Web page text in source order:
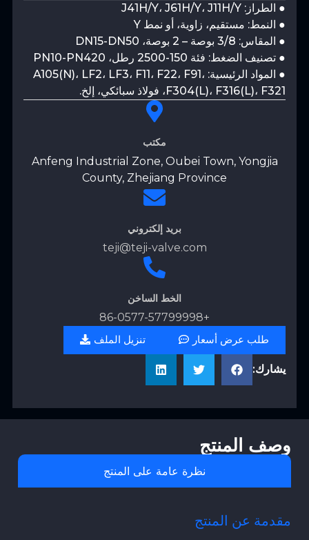
● الطراز: J41H/Y، J61H/Y، J11H/Y
● النمط: مستقيم، زاوية، أو نمط Y
● المقاس: 3/8 بوصة – 2 بوصة، DN15-DN50
● تصنيف الضغط: فئة 150-2500 رطل، PN10-PN420
● المواد الرئيسية: A105(N)، LF2، LF3، F11، F22، F91،
F304(L)، F316(L)، F321، فولاذ سبائكي، إلخ.
مكتب
Anfeng Industrial Zone, Oubei Town, Yongjia
County, Zhejiang Province
بريد إلكتروني
teji@teji-valve.com
الخط الساخن
+86-0577-57799998
طلب عرض أسعار
تنزيل الملف
يشارك:
وصف المنتج
نظرة عامة على المنتج
مقدمة عن المنتج